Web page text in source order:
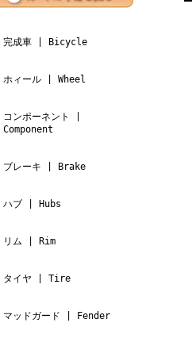
完成車 | Bicycle
ホィール | Wheel
コンポーネント |
Component
ブレーキ | Brake
ハブ | Hubs
リム | Rim
タイヤ | Tire
マッドガード | Fender